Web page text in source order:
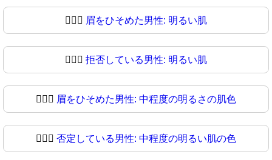
🙍🏻‍♂️ 眉をひそめた男性: 明るい肌
🙍🏻‍♂ 拒否している男性: 明るい肌
🙍🏼‍♂️ 眉をひそめた男性: 中程度の明るさの肌色
🙍🏼‍♂ 否定している男性: 中程度の明るい肌の色